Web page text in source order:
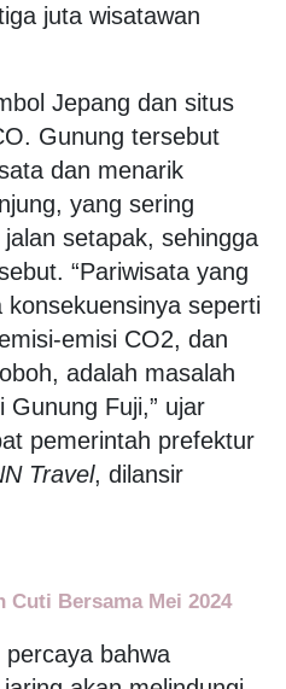
juta wisatawan
Jepang dan situs
Gunung tersebut
dan menarik
yang sering
setapak, sehingga
“Pariwisata yang
konsekuensinya seperti
emisi CO2, dan
adalah masalah
Gunung Fuji,” ujar
pemerintah prefektur
Travel, dilansir
Cuti Bersama Mei 2024
bahwa